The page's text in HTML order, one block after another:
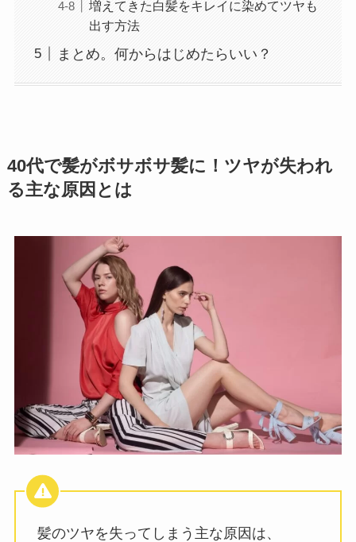
増えてきた白髪をキレイに染めてツヤも
出す方法
まとめ。何からはじめたらいい？
40代で髪がボサボサ髪に！ツヤが失われ
る主な原因とは
髪のツヤを失ってしまう主な原因は、